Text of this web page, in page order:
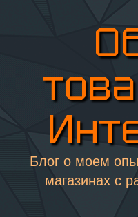
Блог о моем
магазинах с